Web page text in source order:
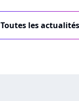
Toutes les actualités